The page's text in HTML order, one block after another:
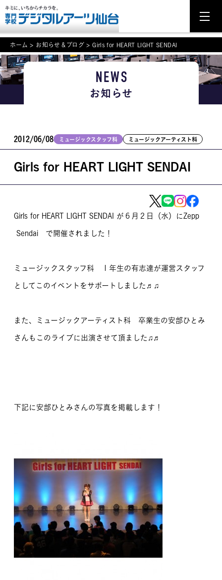
NEWS
学科・専攻案内
学校案内
就職・資格
学びの環境
留学生のみなさま
保護者のみなさま
卒業生のみなさま
ホーム > お知らせ＆ブログ >Girls for HEART LIGHT SENDAI
NEWS
お知らせ
2012/06/08 ミュージックスタッフ科 ミュージックアーティスト科
Girls for HEART LIGHT SENDAI
Girls for HEART LIGHT SENDAI が６月２日（水）にZepp
Sendai で開催されました！
ミュージックスタッフ科 １年生の有志達が運営スタッフ
としてこのイベントをサポートしました♬♫
また、ミュージックアーティスト科 卒業生の安部ひとみ
さんもこのライブに出演させて頂ました♫♬
下記に安部ひとみさんの写真を掲載します！